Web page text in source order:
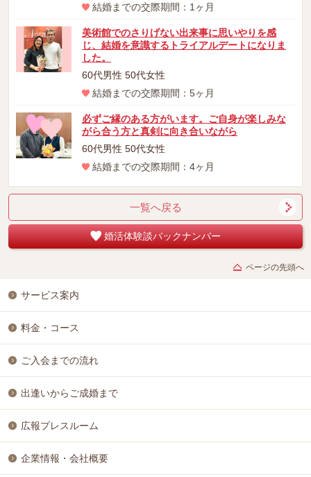
結婚までの交際期間：1ヶ月
美術館でのさりげない出来事に思いやりを感
じ、結婚を意識するトライアルデートになりま
した。
60代男性 50代女性
結婚までの交際期間：5ヶ月
必ずご縁のある方がいます。ご自身が楽しみな
がら合う方と真剣に向き合いながら
60代男性 50代女性
結婚までの交際期間：4ヶ月
一覧へ戻る
婚活体験談バックナンバー
ページの先頭へ
サービス案内
料金・コース
ご入会までの流れ
出逢いからご成婚まで
広報プレスルーム
企業情報・会社概要